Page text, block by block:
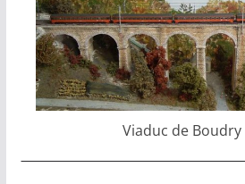
Viaduc de Boudry